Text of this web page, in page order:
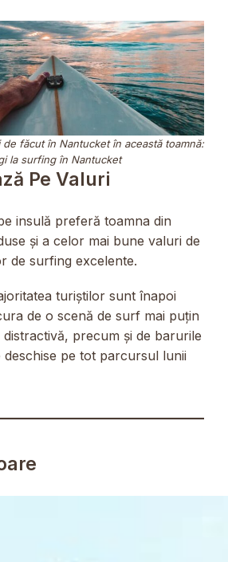
făcut în Nantucket în această toamnă:
la surfing în Nantucket
Pe Valuri
insulă preferă toamna din
și a celor mai bune valuri de
de surfing excelente.
turiștilor sunt înapoi
de o scenă de surf mai puțin
distractivă, precum și de barurile
deschise pe tot parcursul lunii